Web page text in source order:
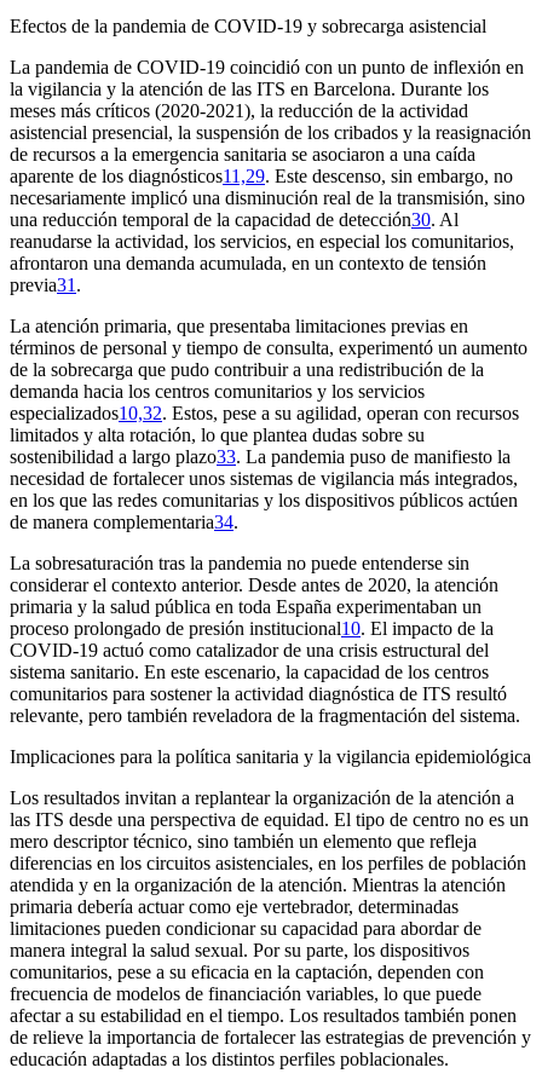
Efectos de la pandemia de COVID-19 y sobrecarga asistencial
La pandemia de COVID-19 coincidió con un punto de inflexión en
la vigilancia y la atención de las ITS en Barcelona. Durante los
meses más críticos (2020-2021), la reducción de la actividad
asistencial presencial, la suspensión de los cribados y la reasignación
de recursos a la emergencia sanitaria se asociaron a una caída
aparente de los diagnósticos11,29. Este descenso, sin embargo, no
necesariamente implicó una disminución real de la transmisión, sino
una reducción temporal de la capacidad de detección30. Al
reanudarse la actividad, los servicios, en especial los comunitarios,
afrontaron una demanda acumulada, en un contexto de tensión
previa31 .
La atención primaria, que presentaba limitaciones previas en
términos de personal y tiempo de consulta, experimentó un aumento
de la sobrecarga que pudo contribuir a una redistribución de la
demanda hacia los centros comunitarios y los servicios
especializados10,32. Estos, pese a su agilidad, operan con recursos
limitados y alta rotación, lo que plantea dudas sobre su
sostenibilidad a largo plazo33. La pandemia puso de manifiesto la
necesidad de fortalecer unos sistemas de vigilancia más integrados,
en los que las redes comunitarias y los dispositivos públicos actúen
de manera complementaria34.
La sobresaturación tras la pandemia no puede entenderse sin
considerar el contexto anterior. Desde antes de 2020, la atención
primaria y la salud pública en toda España experimentaban un
proceso prolongado de presión institucional10. El impacto de la
COVID-19 actuó como catalizador de una crisis estructural del
sistema sanitario. En este escenario, la capacidad de los centros
comunitarios para sostener la actividad diagnóstica de ITS resultó
relevante, pero también reveladora de la fragmentación del sistema.
Implicaciones para la política sanitaria y la vigilancia epidemiológica
Los resultados invitan a replantear la organización de la atención a
las ITS desde una perspectiva de equidad. El tipo de centro no es un
mero descriptor técnico, sino también un elemento que refleja
diferencias en los circuitos asistenciales, en los perfiles de población
atendida y en la organización de la atención. Mientras la atención
primaria debería actuar como eje vertebrador, determinadas
limitaciones pueden condicionar su capacidad para abordar de
manera integral la salud sexual. Por su parte, los dispositivos
comunitarios, pese a su eficacia en la captación, dependen con
frecuencia de modelos de financiación variables, lo que puede
afectar a su estabilidad en el tiempo. Los resultados también ponen
de relieve la importancia de fortalecer las estrategias de prevención y
educación adaptadas a los distintos perfiles poblacionales.